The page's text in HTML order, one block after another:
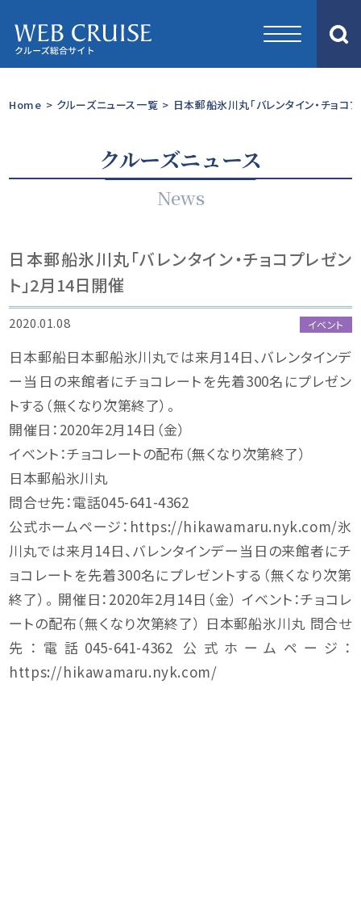
Home > クルーズニュース一覧 > 日本郵船氷川丸「バレンタイン・チョコ
クルーズニュース
News
日本郵船氷川丸「バレンタイン・チョコプレゼン
ト」2月14日開催
2020.01.08 イベント
日本郵船日本郵船氷川丸では来月14日、バレンタインデ
ー当日の来館者にチョコレートを先着300名にプレゼン
トする（無くなり次第終了）。
開催日：2020年2月14日（金）
イベント：チョコレートの配布（無くなり次第終了）
日本郵船氷川丸
問合せ先：電話045-641-4362
公式ホームページ：https://hikawamaru.nyk.com/氷
川丸では来月14日、バレンタインデー当日の来館者にチ
ョコレートを先着300名にプレゼントする（無くなり次第
終了）。 開催日：2020年2月14日（金） イベント：チョコレ
ートの配布（無くなり次第終了） 日本郵船氷川丸 問合せ
先：電話045-641-4362 公式ホームページ：
https://hikawamaru.nyk.com/